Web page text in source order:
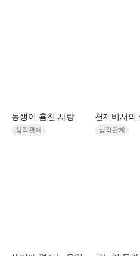
동생이 훔친 사랑
삼각관계
천재비서의
삼각관계